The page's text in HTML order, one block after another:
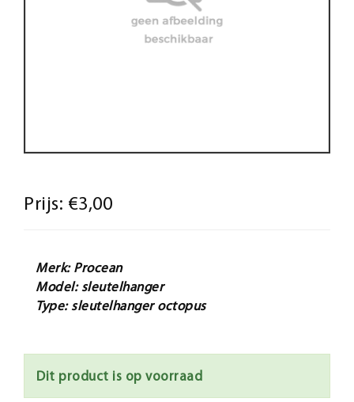
Prijs: €3,00
Merk: Procean
Model: sleutelhanger
Type: sleutelhanger octopus
Dit product is op voorraad